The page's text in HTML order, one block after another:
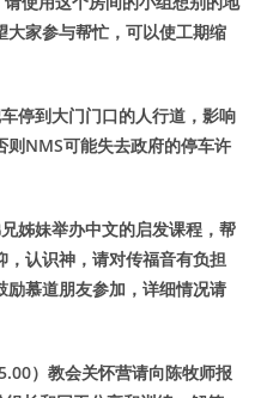
家参与帮忙，可以使工期缩
停到大门门口的人行道，影响
则NMS可能失去政府的停车许
姊妹举办中文的启发课程，帮
认识神，请对传福音有负担
励慕道朋友参加，详细情况请
）教会关怀营请向陈牧师报